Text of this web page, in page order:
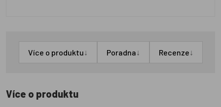
Více o produktu↓ Poradna↓ Recenze↓
Více o produktu